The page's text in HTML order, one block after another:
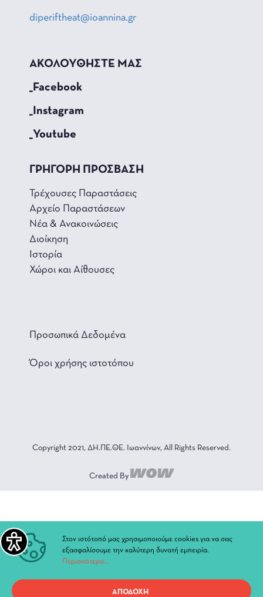
diperiftheat@ioannina.gr
ΑΚΟΛΟΥΘΗΣΤΕ ΜΑΣ
_Facebook
_Instagram
_Youtube
ΓΡΗΓΟΡΗ ΠΡΟΣΒΑΣΗ
Τρέχουσες Παραστάσεις
Αρχείο Παραστάσεων
Νέα & Ανακοινώσεις
Διοίκηση
Ιστορία
Χώροι και Αίθουσες
Προσωπικά Δεδομένα
Όροι χρήσης ιστοτόπου
Copyright 2021, ΔΗ.ΠΕ.ΘΕ. Ιωαννίνων, All Rights Reserved.
Created By
Στον ιστότοπό μας χρησιμοποιούμε cookies για να σας
εξασφαλίσουμε την καλύτερη δυνατή εμπειρία.
Περισσότερα...
ΑΠΟΔΟΧΗ